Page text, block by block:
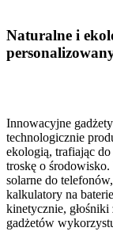
Naturalne i
Innowacyjne
technologicznie
ekologią, trafiając
troskę o środowisko.
solarne do
kalkulatory na
kinetycznie, głośniki
gadżetów